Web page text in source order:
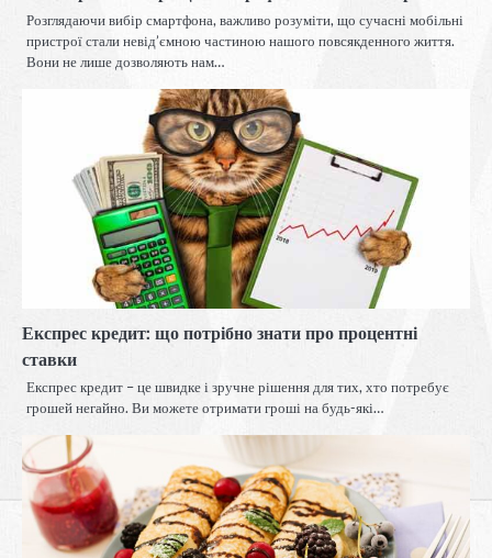
Розглядаючи вибір смартфона, важливо розуміти, що сучасні мобільні
пристрої стали невід’ємною частиною нашого повсякденного життя.
Вони не лише дозволяють нам…
Експрес кредит: що потрібно знати про процентні
ставки
Експрес кредит – це швидке і зручне рішення для тих, хто потребує
грошей негайно. Ви можете отримати гроші на будь-які…